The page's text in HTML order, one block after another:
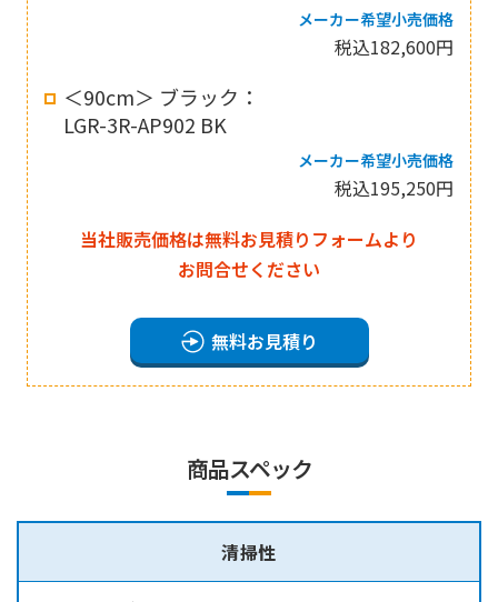
メーカー希望小売価格
税込182,600円
＜90cm＞ ブラック：
LGR-3R-AP902 BK
メーカー希望小売価格
税込195,250円
当社販売価格は無料お見積りフォームより
お問合せください
無料お見積り
商品スペック
清掃性